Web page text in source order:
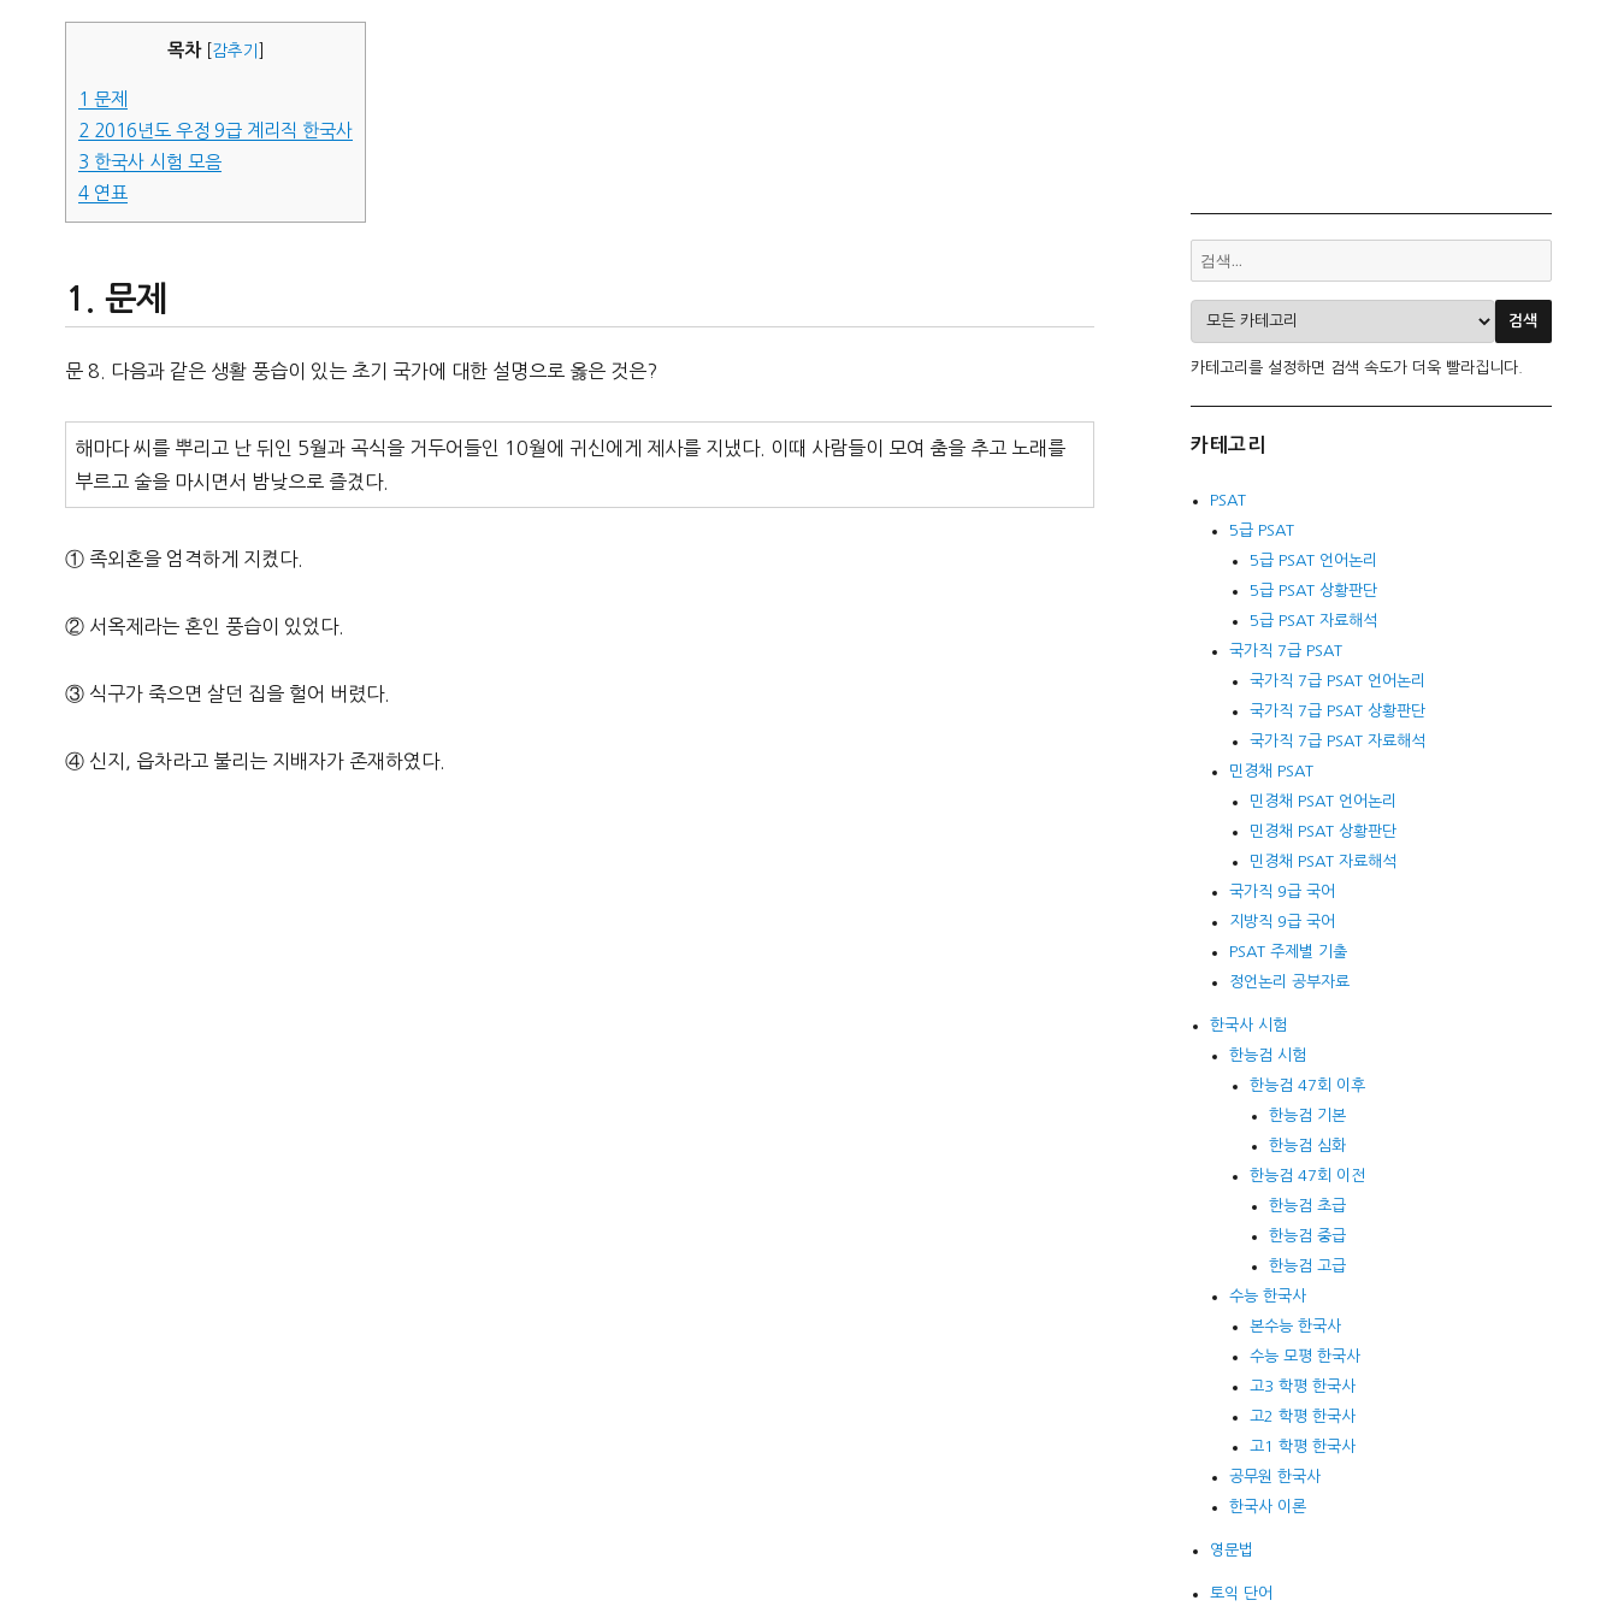
자
목차 감추기
1 문제
2 2016년도 우정 9급 계리직 한국사
3 한국사 시험 모음
4 연표
문제
문 8. 다음과 같은 생활 풍습이 있는 초기 국가에 대한 설명으로 옳은 것은?
해마다 씨를 뿌리고 난 뒤인 5월과 곡식을 거두어들인 10월에 귀신에게 제사를 지냈다. 이때 사람들이 모여 춤을 추고 노래를
부르고 술을 마시면서 밤낮으로 즐겼다.
① 족외혼을 엄격하게 지켰다.
② 서옥제라는 혼인 풍습이 있었다.
③ 식구가 죽으면 살던 집을 헐어 버렸다.
④ 신지, 읍차라고 불리는 지배자가 존재하였다.
카테고리를 설정하면 검색 속도가 더욱 빨라집니다.
카테고리
PSAT
5급 PSAT
5급 PSAT 언어논리
5급 PSAT 상황판단
5급 PSAT 자료해석
국가직 7급 PSAT
국가직 7급 PSAT 언어논리
국가직 7급 PSAT 상황판단
국가직 7급 PSAT 자료해석
민경채 PSAT
민경채 PSAT 언어논리
민경채 PSAT 상황판단
민경채 PSAT 자료해석
국가직 9급 국어
지방직 9급 국어
PSAT 주제별 기출
정언논리 공부자료
한국사 시험
한능검 시험
한능검 47회 이후
한능검 기본
한능검 심화
한능검 47회 이전
한능검 초급
한능검 중급
한능검 고급
수능 한국사
본수능 한국사
수능 모평 한국사
고3 학평 한국사
고2 학평 한국사
고1 학평 한국사
공무원 한국사
한국사 이론
영문법
토익 단어